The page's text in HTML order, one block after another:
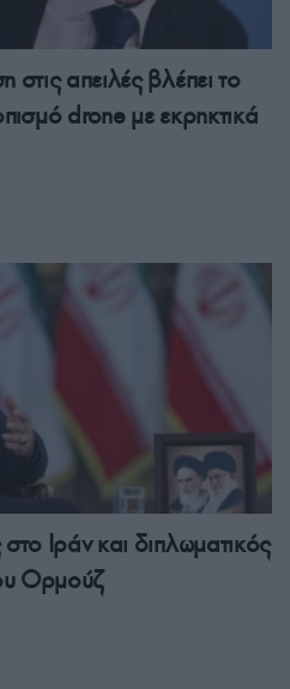
απειλές βλέπει το
drone με εκρηκτικά
Ιράν και διπλωματικός
Ορμούζ